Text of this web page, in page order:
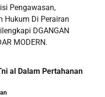
Pengawasan,
Hukum Di Perairan
DGANGAN
MODERN.
al Dalam Pertahanan